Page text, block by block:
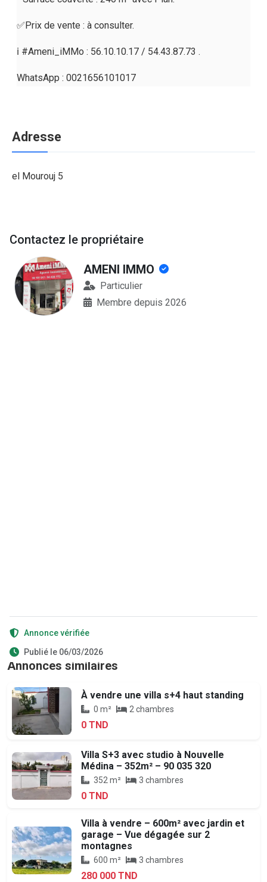
✅Prix de vente : à consulter.
ℹ️ #Ameni_iMMo : 56.10.10.17 / 54.43.87.73 .
WhatsApp : 0021656101017
Adresse
el Mourouj 5
Contactez le propriétaire
AMENI IMMO
Particulier
Membre depuis 2026
Annonce vérifiée
Publié le 06/03/2026
Annonces similaires
À vendre une villa s+4 haut standing
0 m² 2 chambres
0 TND
Villa S+3 avec studio à Nouvelle
Médina – 352m² – 90 035 320
352 m² 3 chambres
0 TND
Villa à vendre – 600m² avec jardin et
garage – Vue dégagée sur 2
montagnes
600 m² 3 chambres
280 000 TND